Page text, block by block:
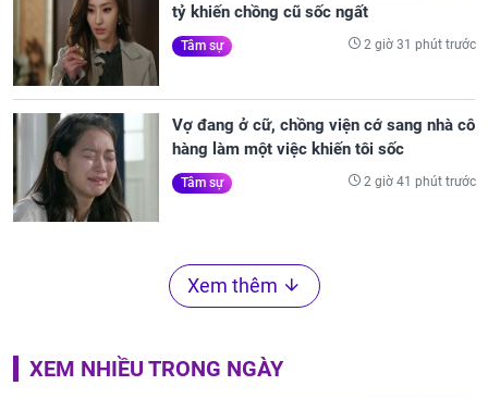
tỷ khiến chồng cũ sốc ngất
Tâm sự 2 giờ 31 phút trước
Vợ đang ở cữ, chồng viện cớ sang nhà cô
hàng làm một việc khiến tôi sốc
Tâm sự 2 giờ 41 phút trước
Xem thêm
XEM NHIỀU TRONG NGÀY